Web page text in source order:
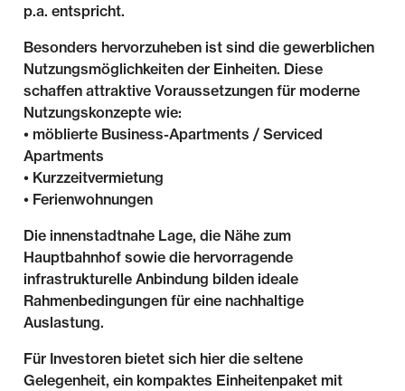
p.a. entspricht.
Besonders hervorzuheben ist sind die gewerblichen
Nutzungsmöglichkeiten der Einheiten. Diese
schaffen attraktive Voraussetzungen für moderne
Nutzungskonzepte wie:
• möblierte Business-Apartments / Serviced
Apartments
• Kurzzeitvermietung
• Ferienwohnungen
Die innenstadtnahe Lage, die Nähe zum
Hauptbahnhof sowie die hervorragende
infrastrukturelle Anbindung bilden ideale
Rahmenbedingungen für eine nachhaltige
Auslastung.
Für Investoren bietet sich hier die seltene
Gelegenheit, ein kompaktes Einheitenpaket mit